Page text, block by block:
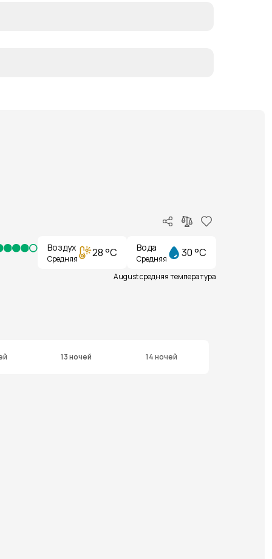
Воздух
Средняя 28 °C Вода
Средняя 30 °C
August средняя температура
13 ночей 14 ночей